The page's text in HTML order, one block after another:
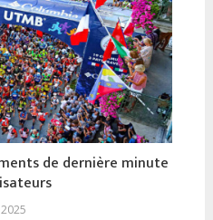
de dernière minute